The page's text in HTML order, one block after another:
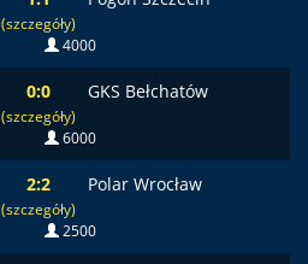
(szczegóły)
4000
0:0
(szczegóły)
GKS Bełchatów
6000
2:2
(szczegóły)
Polar Wrocław
2500